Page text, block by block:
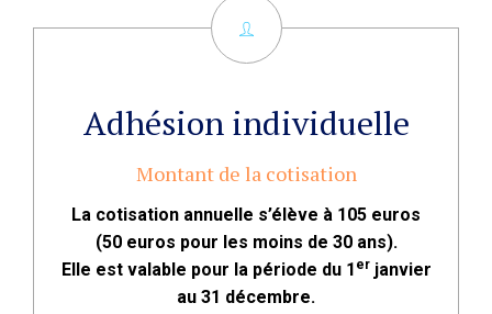
Adhésion individuelle
Montant de la cotisation
La cotisation annuelle s’élève à 105 euros
(50 euros pour les moins de 30 ans).
Elle est valable pour la période du 1 erjanvier
au 31 décembre.